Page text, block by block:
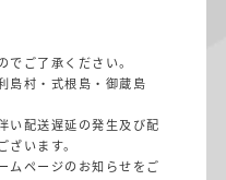
ご了承ください。
村・式根島・御蔵島
い配送遅延の発生及び配
います。
ムページのお知らせをご